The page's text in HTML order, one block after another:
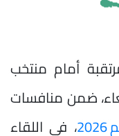
أمام منتخب
ضمن منافسات
، في اللقاء